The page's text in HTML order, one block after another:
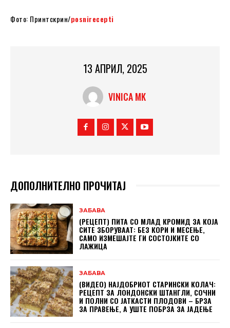
Фото: Принтскрин/posnirecepti
13 АПРИЛ, 2025
VINICA MK
ДОПОЛНИТЕЛНО ПРОЧИТАЈ
ЗАБАВА
(РЕЦЕПТ) ПИТА СО МЛАД КРОМИД ЗА КОЈА
СИТЕ ЗБОРУВААТ: БЕЗ КОРИ И МЕСЕЊЕ,
САМО ИЗМЕШАЈТЕ ГИ СОСТОЈКИТЕ СО
ЛАЖИЦА
ЗАБАВА
(ВИДЕО) НАЈДОБРИОТ СТАРИНСКИ КОЛАЧ:
РЕЦЕПТ ЗА ЛОНДОНСКИ ШТАНГЛИ, СОЧНИ
И ПОЛНИ СО ЈАТКАСТИ ПЛОДОВИ – БРЗА
ЗА ПРАВЕЊЕ, А УШТЕ ПОБРЗА ЗА ЈАДЕЊЕ